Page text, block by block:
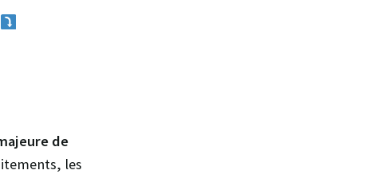
de
les